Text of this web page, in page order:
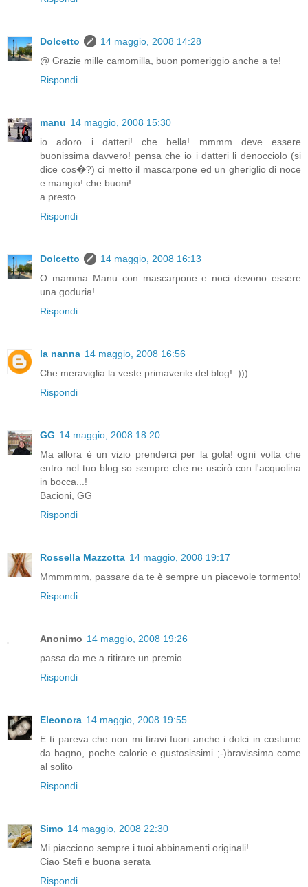
Dolcetto
14 maggio, 2008 14:28
@ Grazie mille camomilla, buon pomeriggio anche a te!
Rispondi
manu 14 maggio, 2008 15:30
io adoro i datteri! che bella! mmmm deve essere
buonissima davvero! pensa che io i datteri li denocciolo (si
dice cos�?) ci metto il mascarpone ed un gheriglio di noce
e mangio! che buoni!
a presto
Rispondi
Dolcetto
14 maggio, 2008 16:13
O mamma Manu con mascarpone e noci devono essere
una goduria!
Rispondi
la nanna 14 maggio, 2008 16:56
Che meraviglia la veste primaverile del blog! :)))
Rispondi
GG 14 maggio, 2008 18:20
Ma allora è un vizio prenderci per la gola! ogni volta che
entro nel tuo blog so sempre che ne uscirò con l'acquolina
in bocca...!
Bacioni, GG
Rispondi
Rossella Mazzotta 14 maggio, 2008 19:17
Mmmmmm, passare da te è sempre un piacevole tormento!
Rispondi
Anonimo 14 maggio, 2008 19:26
passa da me a ritirare un premio
Rispondi
Eleonora 14 maggio, 2008 19:55
E ti pareva che non mi tiravi fuori anche i dolci in costume
da bagno, poche calorie e gustosissimi ;-)bravissima come
al solito
Rispondi
Simo 14 maggio, 2008 22:30
Mi piacciono sempre i tuoi abbinamenti originali!
Ciao Stefi e buona serata
Rispondi